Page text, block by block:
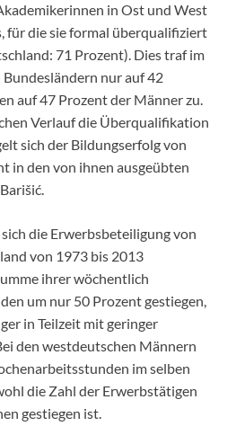
in Ost und West
für die sie formal überqualifiziert
71 Prozent). Dies traf im
nur auf 42
auf 47 Prozent der Männer zu.
Verlauf die Überqualifikation
sich der Bildungserfolg von
in den von ihnen ausgeübten
die Erwerbsbeteiligung von
von 1973 bis 2013
ihrer wöchentlich
um nur 50 Prozent gestiegen,
in Teilzeit mit geringer
den westdeutschen Männern
im selben
die Zahl der Erwerbstätigen
gestiegen ist.